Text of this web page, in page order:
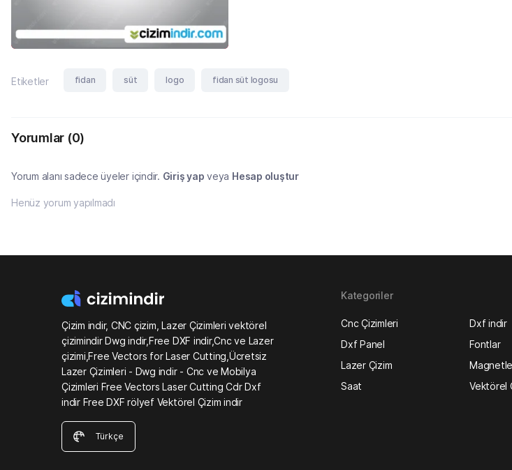
Etiketler fidan süt logo fidan süt logosu
Yorumlar (0)
Yorum alanı sadece üyeler içindir. Giriş yap veya Hesap oluştur
Henüz yorum yapılmadı
Çizim indir, CNC çizim, Lazer Çizimleri vektörel
çizimindir Dwg indir,Free DXF indir,Cnc ve Lazer
çizimi,Free Vectors for Laser Cutting,Ücretsiz
Lazer Çizimleri - Dwg indir - Cnc ve Mobilya
Çizimleri Free Vectors Laser Cutting Cdr Dxf
indir Free DXF rölyef Vektörel Çizim indir
Türkçe
Kategoriler
Cnc Çizimleri
Dxf indir
Dxf Panel
Fontlar
Lazer Çizim
Saat
Vektörel